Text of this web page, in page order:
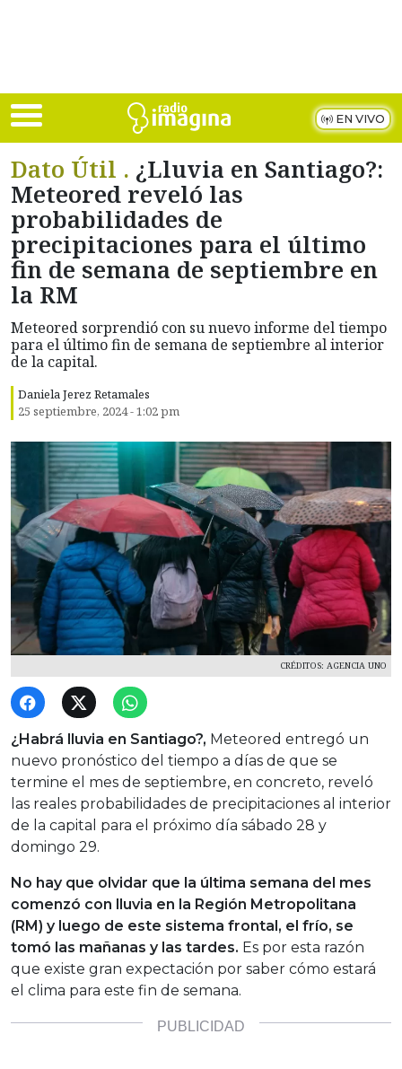
EN VIVO
Dato Útil . ¿Lluvia en Santiago?:
Meteored reveló las
probabilidades de
precipitaciones para el último
fin de semana de septiembre en
la RM
Meteored sorprendió con su nuevo informe del tiempo
para el último fin de semana de septiembre al interior
de la capital.
Daniela Jerez Retamales
25 septiembre, 2024 - 1:02 pm
CRÉDITOS: AGENCIA UNO
¿Habrá lluvia en Santiago?, Meteored entregó un
nuevo pronóstico del tiempo a días de que se
termine el mes de septiembre, en concreto, reveló
las reales probabilidades de precipitaciones al interior
de la capital para el próximo día sábado 28 y
domingo 29.
No hay que olvidar que la última semana del mes
comenzó con lluvia en la Región Metropolitana
(RM) y luego de este sistema frontal, el frío, se
tomó las mañanas y las tardes. Es por esta razón
que existe gran expectación por saber cómo estará
el clima para este fin de semana.